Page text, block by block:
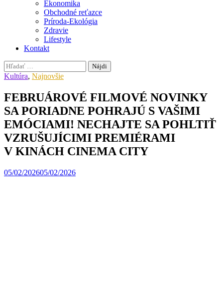
Ekonomika
Obchodné reťazce
Príroda-Ekológia
Zdravie
Lifestyle
Kontakt
Hľadať:
Kultúra, Najnovšie
FEBRUÁROVÉ FILMOVÉ NOVINKY
SA PORIADNE POHRAJÚ S VAŠIMI
EMÓCIAMI! NECHAJTE SA POHLTIŤ
VZRUŠUJÍCIMI PREMIÉRAMI
V KINÁCH CINEMA CITY
05/02/202605/02/2026